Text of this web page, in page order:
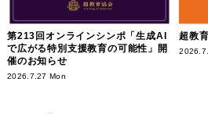
第213回オンラインシンポ「生成AI
で広がる特別支援教育の可能性」開
催のお知らせ
2026.7.27 Mon
超教